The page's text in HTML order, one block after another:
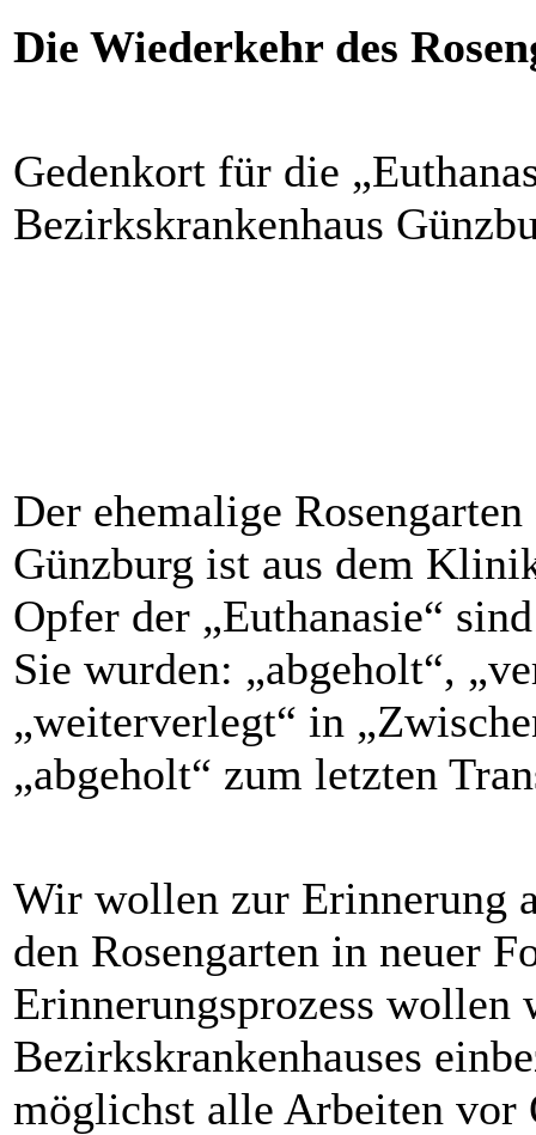
Die Wiederkehr des
Gedenkort für die
Bezirkskrankenhaus
Der ehemalige
Günzburg ist aus dem
Opfer der „Euthanasie“
Sie wurden: „abgeholt“,
„weiterverlegt“ in
„abgeholt“ zum letzten
Wir wollen zur Erinnerung
den Rosengarten in neuer
Erinnerungsprozess
Bezirkskrankenhauses
möglichst alle Arbeiten